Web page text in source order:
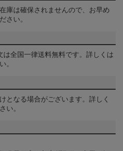
庫は確保されませんので、お早め
さい。
全国一律送料無料です。詳しくは
。
となる場合がございます。詳しく
い。